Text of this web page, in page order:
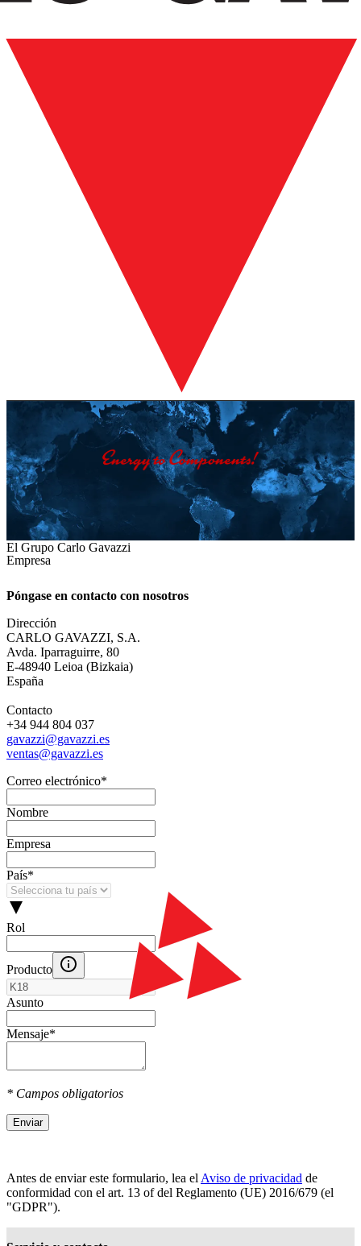
El Grupo Carlo Gavazzi
Empresa
Póngase en contacto con nosotros
Dirección
CARLO GAVAZZI, S.A.
Avda. Iparraguirre, 80
E-48940 Leioa (Bizkaia)
España
Contacto
+34 944 804 037
gavazzi@gavazzi.es
ventas@gavazzi.es
Correo electrónico*
Nombre
Empresa
País*
Rol
Producto
Asunto
Mensaje*
* Campos obligatorios
Enviar
Antes de enviar este formulario, lea elAviso de privacidad de
conformidad con el art. 13 оf del Reglamento (UE) 2016/679 (el
"GDPR").